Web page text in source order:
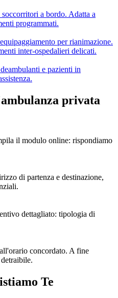
a bordo. Adatta a
programmati.
per rianimazione.
inter-ospedalieri delicati.
e pazienti in
privata
il modulo online: rispondiamo
di partenza e destinazione,
dettagliato: tipologia di
concordato. A fine
Te